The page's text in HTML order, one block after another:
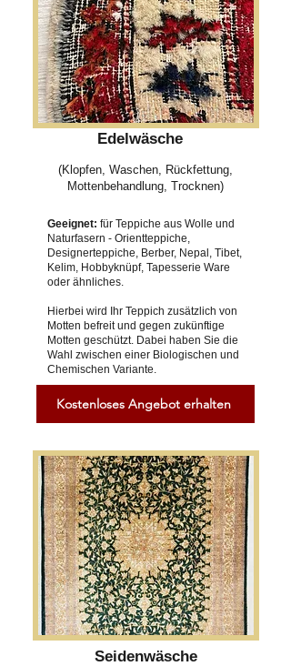
Edelwäsche
(Klopfen, Waschen, Rückfettung,
Mottenbehandlung, Trocknen)
Geeignet: für Teppiche aus Wolle und
Naturfasern - Orientteppiche,
Designerteppiche, Berber, Nepal, Tibet,
Kelim, Hobbyknüpf, Tapesserie Ware
oder ähnliches.
Hierbei wird Ihr Teppich zusätzlich von
Motten befreit und gegen zukünftige
Motten geschützt. Dabei haben Sie die
Wahl zwischen einer Biologischen und
Chemischen Variante.
Kostenloses Angebot erhalten
Seidenwäsche